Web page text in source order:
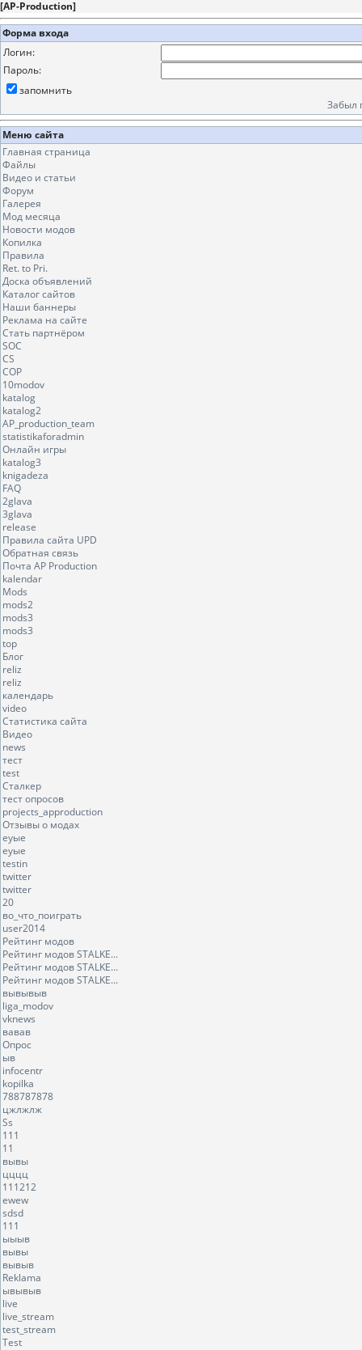
[AP-Production]
Форма входа
Логин:
Пароль:
запомнить
Забыл
Меню сайта
Главная страница
Файлы
Видео и статьи
Форум
Галерея
Мод месяца
Новости модов
Копилка
Правила
Ret. to Pri.
Доска объявлений
Каталог сайтов
Наши баннеры
Реклама на сайте
Стать партнёром
SOC
CS
COP
10modov
katalog
katalog2
AP_production_team
statistikaforadmin
Онлайн игры
katalog3
knigadeza
FAQ
2glava
3glava
release
Правила сайта UPD
Обратная связь
Почта AP Production
kalendar
Mods
mods2
mods3
mods3
top
Блог
reliz
reliz
календарь
video
Статистика сайта
Видео
news
тест
test
Сталкер
тест опросов
projects_approduction
Отзывы о модах
еуые
еуые
testin
twitter
twitter
20
во_что_поиграть
user2014
Рейтинг модов
Рейтинг модов STALKE...
Рейтинг модов STALKE...
Рейтинг модов STALKE...
вывывыв
liga_modov
vknews
вавав
Опрос
ыв
infocentr
kopilka
788787878
цжлжлж
Ss
111
11
вывы
цццц
111212
ewew
sdsd
111
ыыыв
вывы
вывыв
Reklama
ывывыв
live
live_stream
test_stream
Test